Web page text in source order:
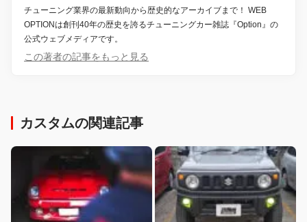
チューニング業界の最新動向から歴史的なアーカイブまで！ WEB
OPTIONは創刊40年の歴史を誇るチューニングカー雑誌『Option』の
公式ウェブメディアです。
この著者の記事をもっと見る
カスタムの関連記事